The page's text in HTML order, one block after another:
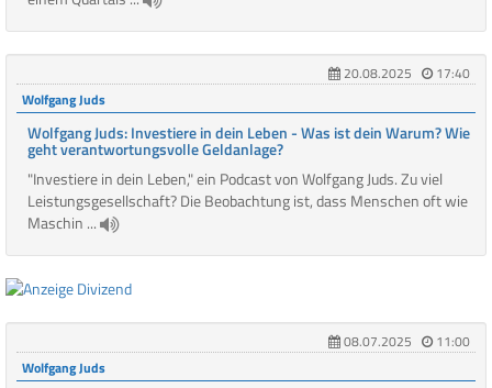
20.08.2025
17:40
Wolfgang Juds
Wolfgang Juds: Investiere in dein Leben - Was ist dein Warum? Wie
geht verantwortungsvolle Geldanlage?
"Investiere in dein Leben," ein Podcast von Wolfgang Juds. Zu viel
Leistungsgesellschaft? Die Beobachtung ist, dass Menschen oft wie
Maschin ...
08.07.2025
11:00
Wolfgang Juds